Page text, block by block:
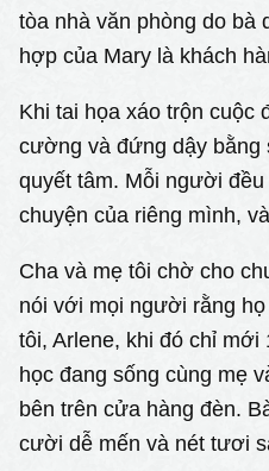
tòa nhà văn phòng do bà
hợp của Mary là khách
Khi tai họa xáo trộn cuộc
cường và đứng dậy
quyết tâm. Mỗi người
chuyện của riêng mình,
Cha và mẹ tôi chờ cho
nói với mọi người rằng
tôi, Arlene, khi đó chỉ mới
học đang sống cùng mẹ
bên trên cửa hàng đèn.
cười dễ mến và nét tươi